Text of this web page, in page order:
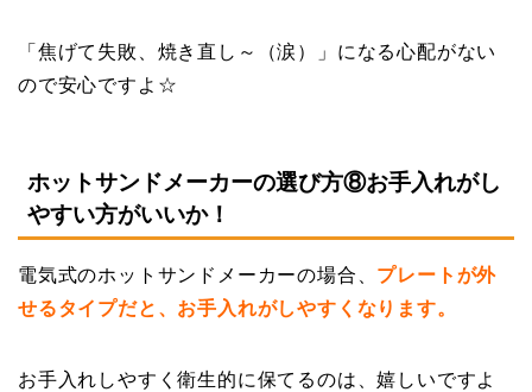
「焦げて失敗、焼き直し～（涙）」になる心配がない
ので安心ですよ☆
ホットサンドメーカーの選び方⑧お手入れがし
やすい方がいいか！
電気式のホットサンドメーカーの場合、 プレートが外
せるタイプだと、お手入れがしやすくなります。
お手入れしやすく衛生的に保てるのは、嬉しいですよ